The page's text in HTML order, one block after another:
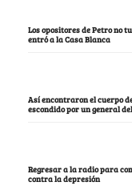
Los opositores de Petro no
entró a la Casa Blanca
Así encontraron el cuerpo
escondido por un general
Regresar a la radio para
contra la depresión